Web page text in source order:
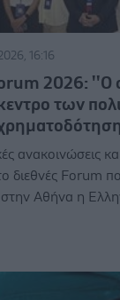
16:16
2026: ''Ο
των
ανακοινώσεις
διεθνές Forum
στην Αθήνα η